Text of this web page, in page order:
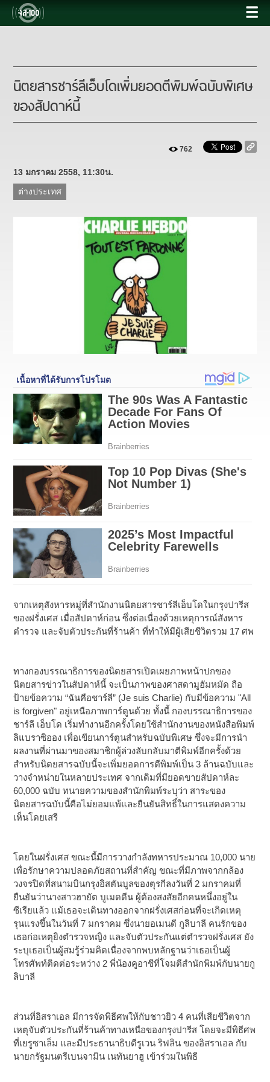
นิตยสารชาร์ลีเอ็บโดเพิ่มยอดตีพิมพ์ฉบับพิเศษ
ของสัปดาห์นี้
762
13 มกราคม 2558, 11:30น.
ต่างประเทศ
จากเหตุสังหารหมู่ที่สำนักงานนิตยสารชาร์ลีเอ็บโดในกรุงปารีส
ของฝรั่งเศส เมื่อสัปดาห์ก่อน ซึ่งต่อเนื่องด้วยเหตุการณ์สังหาร
ตำรวจ และจับตัวประกันที่ร้านค้า ที่ทำให้มีผู้เสียชีวิตรวม 17 ศพ
ทางกองบรรณาธิการของนิตยสารเปิดเผยภาพหน้าปกของ
นิตยสารข่าวในสัปดาห์นี้ จะเป็นภาพของศาสดามูฮัมหมัด ถือ
ป้ายข้อความ “ฉันคือชาร์ลี” (Je suis Charlie) กับมีข้อความ "All
is forgiven" อยู่เหนือภาพการ์ตูนด้วย ทั้งนี้ กองบรรณาธิการของ
ชาร์ลี เอ็บโด เริ่มทำงานอีกครั้งโดยใช้สำนักงานของหนังสือพิมพ์
ลิแบราซิออง เพื่อเขียนการ์ตูนสำหรับฉบับพิเศษ ซึ่งจะมีการนำ
ผลงานที่ผ่านมาของสมาชิกผู้ล่วงลับกลับมาตีพิมพ์อีกครั้งด้วย
สำหรับนิตยสารฉบับนี้จะเพิ่มยอดการตีพิมพ์เป็น 3 ล้านฉบับและ
วางจำหน่ายในหลายประเทศ จากเดิมที่มียอดขายสัปดาห์ละ
60,000 ฉบับ ทนายความของสำนักพิมพ์ระบุว่า สาระของ
นิตยสารฉบับนี้คือไม่ยอมแพ้และยืนยันสิทธิ์ในการแสดงความ
เห็นโดยเสรี
โดยในฝรั่งเศส ขณะนี้มีการวางกำลังทหารประมาณ 10,000 นาย
เพื่อรักษาความปลอดภัยสถานที่สำคัญ ขณะที่มีภาพจากกล้อง
วงจรปิดที่สนามบินกรุงอิสตันบูลของตุรกีลงวันที่ 2 มกราคมที่
ยืนยันว่านางสาวฮายัต บูเมดดีน ผู้ต้องสงสัยอีกคนหนึ่งอยู่ใน
ซีเรียแล้ว แม้เธอจะเดินทางออกจากฝรั่งเศสก่อนที่จะเกิดเหตุ
รุนแรงขึ้นในวันที่ 7 มกราคม ซึ่งนายอเมนดี กูลิบาลี คนรักของ
เธอก่อเหตุยิงตำรวจหญิง และจับตัวประกันแต่ตำรวจฝรั่งเศส ยัง
ระบุเธอเป็นผู้สมรู้ร่วมคิดเนื่องจากพบหลักฐานว่าเธอเป็นผู้
โทรศัพท์ติดต่อระหว่าง 2 พี่น้องคูอาชีที่โจมตีสำนักพิมพ์กับนายกู
ลิบาลี
ส่วนที่อิสราเอล มีการจัดพิธีศพให้กับชาวยิว 4 คนที่เสียชีวิตจาก
เหตุจับตัวประกันที่ร้านค้าทางเหนือของกรุงปารีส โดยจะมีพิธีศพ
ที่เยรูซาเล็ม และมีประธานาธิบดีรูเวน ริฟลิน ของอิสราเอล กับ
นายกรัฐมนตรีเบนจามิน เนทันยาฮู เข้าร่วมในพิธี